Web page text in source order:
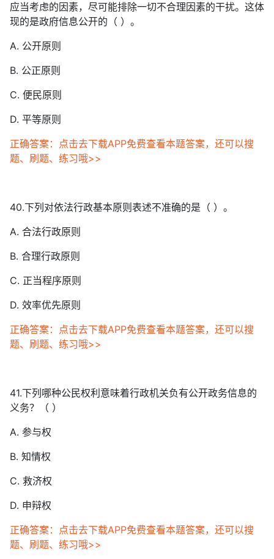
应当考虑的因素，尽可能排除一切不合理因素的干扰。这体
现的是政府信息公开的（ ）。
A. 公开原则
B. 公正原则
C. 便民原则
D. 平等原则
正确答案：点击去下载APP免费查看本题答案，还可以搜
题、刷题、练习哦>>
40.下列对依法行政基本原则表述不准确的是（ ）。
A. 合法行政原则
B. 合理行政原则
C. 正当程序原则
D. 效率优先原则
正确答案：点击去下载APP免费查看本题答案，还可以搜
题、刷题、练习哦>>
41.下列哪种公民权利意味着行政机关负有公开政务信息的
义务？（ ）
A. 参与权
B. 知情权
C. 救济权
D. 申辩权
正确答案：点击去下载APP免费查看本题答案，还可以搜
题、刷题、练习哦>>